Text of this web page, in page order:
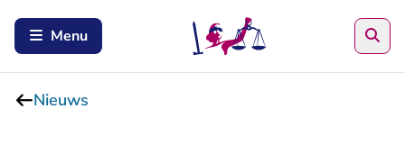
Menu
Nieuws